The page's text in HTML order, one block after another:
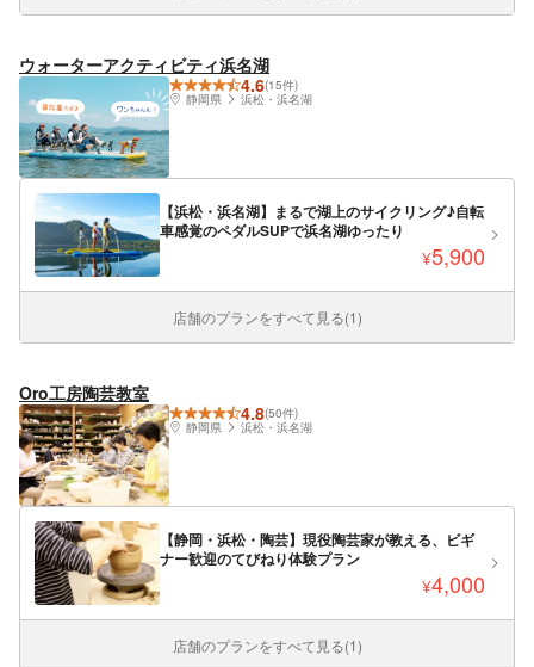
ウォーターアクティビティ浜名湖
4.6(15件)
静岡県
浜松・浜名湖
【浜松・浜名湖】まるで湖上のサイクリング♪自転
車感覚のペダルSUPで浜名湖ゆったり
¥5,900
店舗のプランをすべて見る(1)
Oro工房陶芸教室
4.8(50件)
静岡県
浜松・浜名湖
【静岡・浜松・陶芸】現役陶芸家が教える、ビギ
ナー歓迎のてびねり体験プラン
¥4,000
店舗のプランをすべて見る(1)